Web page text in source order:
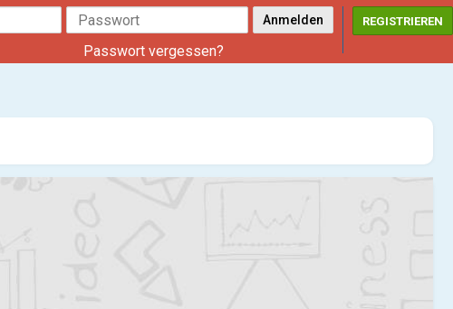
Passwort vergessen?
REGISTRIEREN